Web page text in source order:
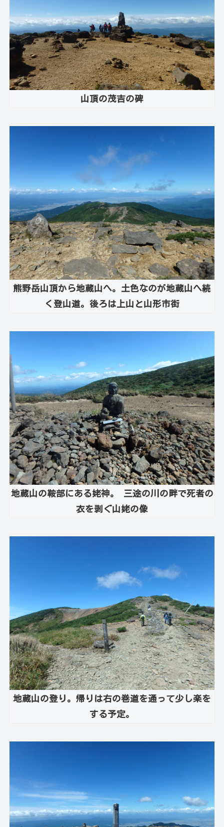
山頂の茂吉の碑
熊野岳山頂から地蔵山へ。土色なのが地蔵山へ続
く登山道。後ろは上山と山形市街
地蔵山の鞍部にある姥神。 三途の川の畔で死者の
衣を剥ぐ山姥の像
地蔵山の登り。帰りは右の巻道を通って少し楽を
する予定。